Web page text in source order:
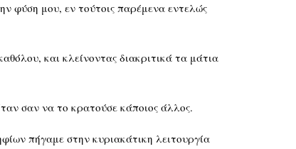
φύση μου, εν τούτοις παρέμενα εντελώς
και κλείνοντας διακριτικά τα μάτια
σαν να το κρατούσε κάποιος άλλος.
πήγαμε στην κυριακάτικη λειτουργία